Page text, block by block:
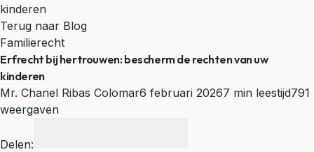
kinderen
Terug naar Blog
Familierecht
Erfrecht bij hertrouwen: bescherm de rechten van uw
kinderen
Mr. Chanel Ribas Colomar6 februari 20267 min leestijd791
weergaven
Delen: